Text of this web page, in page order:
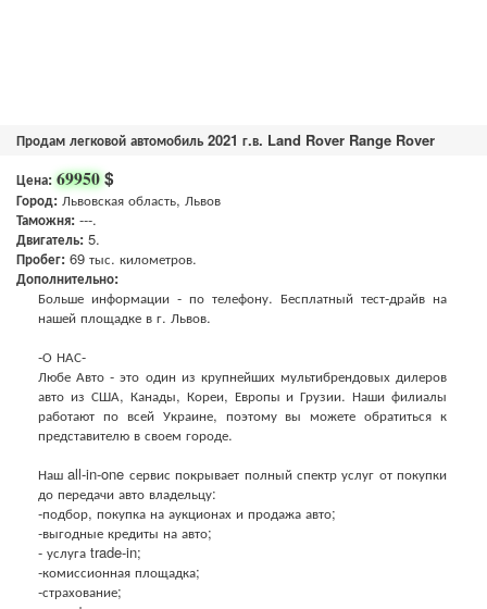
Продам легковой автомобиль 2021 г.в. Land Rover Range Rover
Цена:69950$
Город: Львовская область, Львов
Таможня: ---.
Двигатель: 5.
Пробег: 69 тыс. километров.
Дополнительно:
Больше информации - по телефону. Бесплатный тест-драйв на
нашей площадке в г. Львов.
-О НАС-
Любе Авто - это один из крупнейших мультибрендовых дилеров
авто из США, Канады, Кореи, Европы и Грузии. Наши филиалы
работают по всей Украине, поэтому вы можете обратиться к
представителю в своем городе.
Наш all-in-one сервис покрывает полный спектр услуг от покупки
до передачи авто владельцу:
-подбор, покупка на аукционах и продажа авто;
-выгодные кредиты на авто;
- услуга trade-in;
-комиссионная площадка;
-страхование;